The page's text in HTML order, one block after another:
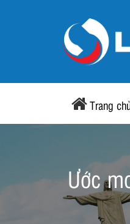
Trang
Ước